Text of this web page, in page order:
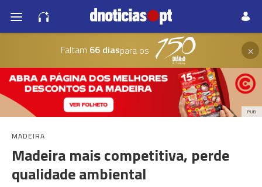
Faltam 66 diaspara os ×
PUB
MADEIRA
Madeira mais competitiva, perde
qualidade ambiental